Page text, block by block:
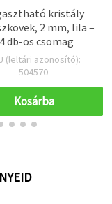
kristály
2 mm, lila –
db-os csomag
(leltári azonosító):
504570
Kosárba